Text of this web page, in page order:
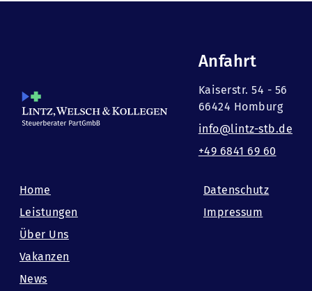
Anfahrt
Kaiserstr. 54 - 56
66424 Homburg
info@lintz-stb.de
+49 6841 69 60
Home
Leistungen
Über Uns
Vakanzen
News
Datenschutz
Impressum